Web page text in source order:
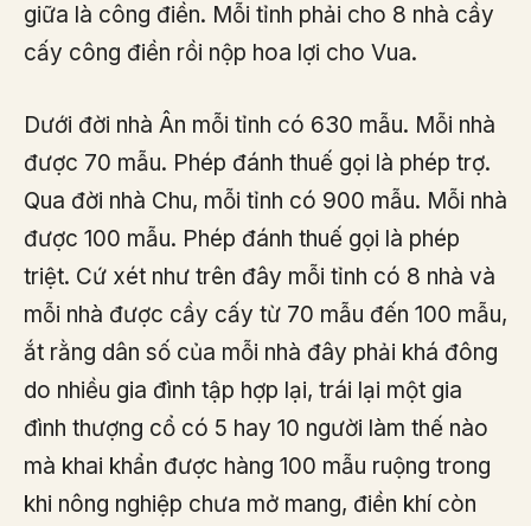
giữa là công điền. Mỗi tỉnh phải cho 8 nhà cầy
cấy công điền rồi nộp hoa lợi cho Vua.
Dưới đời nhà Ân mỗi tỉnh có 630 mẫu. Mỗi nhà
được 70 mẫu. Phép đánh thuế gọi là phép trợ.
Qua đời nhà Chu, mỗi tỉnh có 900 mẫu. Mỗi nhà
được 100 mẫu. Phép đánh thuế gọi là phép
triệt. Cứ xét như trên đây mỗi tỉnh có 8 nhà và
mỗi nhà được cầy cấy từ 70 mẫu đến 100 mẫu,
ắt rằng dân số của mỗi nhà đây phải khá đông
do nhiều gia đình tập hợp lại, trái lại một gia
đình thượng cổ có 5 hay 10 người làm thế nào
mà khai khẩn được hàng 100 mẫu ruộng trong
khi nông nghiệp chưa mở mang, điền khí còn